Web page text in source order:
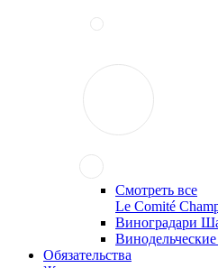
Смотреть все
Le Comité
Виноградари
Обязательства